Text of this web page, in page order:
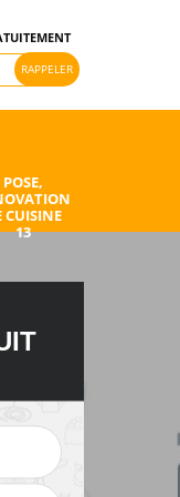
POSE,
CUISINE
13
Electricien 13